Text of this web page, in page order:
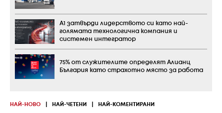
НАЙ-НОВО НАЙ-ЧЕТЕНИ НАЙ-КОМЕНТИРАНИ
А1 затвърди лидерството си като най-
голямата технологична компания и
системен интегратор
75% от служителите определят Алианц
България като страхотно място за работа